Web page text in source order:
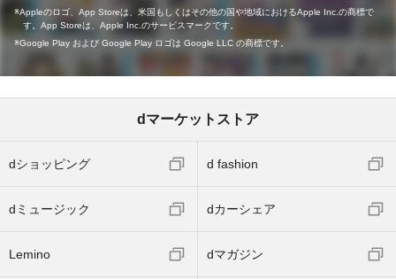
Appleのロゴ、App Storeは、米国もしくはその他の国や地域におけるApple Inc.の商標で
す。App Storeは、Apple Inc.のサービスマークです。
Google Play および Google Play ロゴは Google LLC の商標です。
dマーケットストア
dショッピング d fashion
dミュージック dカーシェア
Lemino dマガジン